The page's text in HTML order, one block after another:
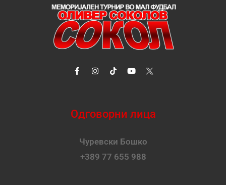
Одговорни лица
Чуревски Бошко
+389 77 655 988